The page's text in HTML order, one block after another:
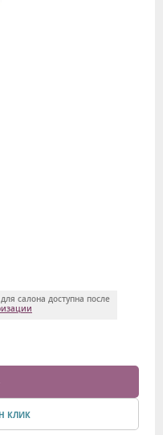
салона доступна после
КЛИК